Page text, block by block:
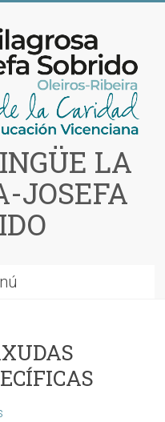
LA
JOSEFA